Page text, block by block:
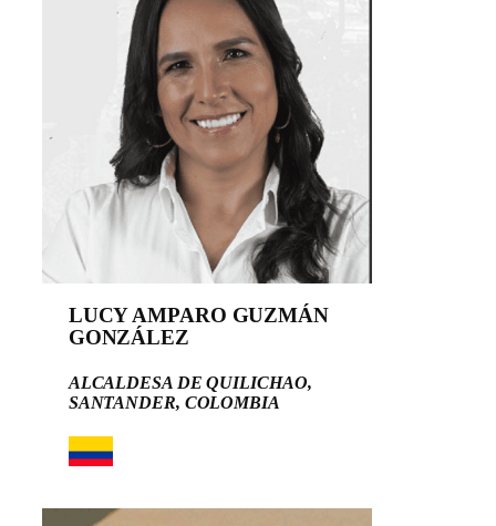
LUCY AMPARO GUZMÁN
GONZÁLEZ
ALCALDESA DE QUILICHAO,
SANTANDER, COLOMBIA